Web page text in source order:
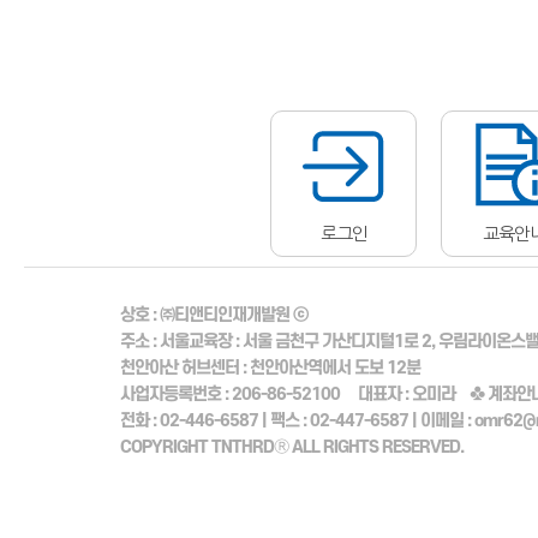
로그인 교육안
상호 :㈜티앤티인재개발원 ⓒ
주소 : 서울교육장: 서울 금천구 가산디지털1로 2, 우림라이온스
천안아산 허브센터 : 천안아산역에서 도보 12분
사업자등록번호 :206-86-52100 대표자 :오미라 ♣ 계좌안
전화 :02-446-6587 | 팩스 :02-447-6587 | 이메일 :
COPYRIGHT TNTHRDⓇ ALL RIGHTS RESERVED.